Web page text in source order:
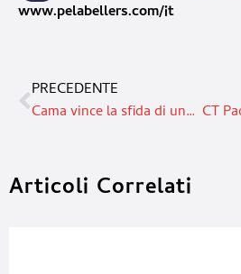
www.pelabellers.com/it
PRECEDENTE
Cama vince la sfida di una innovativa capsula per portare il caffè nel mondo
Articoli Correlati